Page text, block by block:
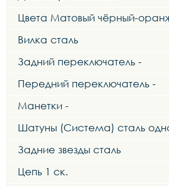
Цвета Матовый чёрный-
Вилка сталь
Задний переключатель -
Передний переключатель -
Манетки -
Шатуны (Система) сталь
Задние звезды сталь
Цепь 1 ск.